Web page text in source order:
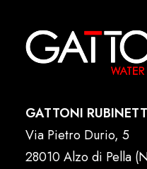
GATTONI
Via Pietro Durio, 5
28010 Alzo di Pella